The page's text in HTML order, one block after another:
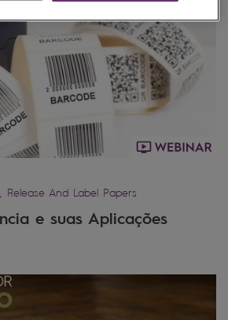
Release And Label Papers
e suas Aplicações